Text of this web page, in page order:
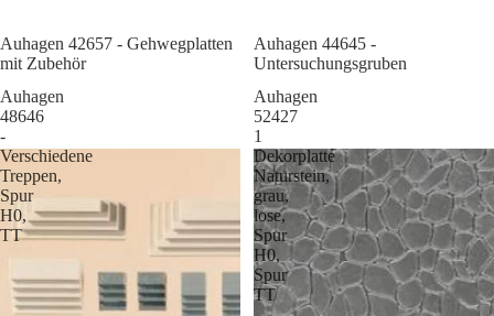
Auhagen 42657 - Gehwegplatten
mit Zubehör
Sale
Auhagen 44645 -
Untersuchungsgruben
Auhagen
48646
-
Verschiedene
Treppen,
Spur
H0,
TT
Auhagen
52427
1
Dekorplatte
Naturstein,
grau,
lose,
Spur
H0,
Spur
TT